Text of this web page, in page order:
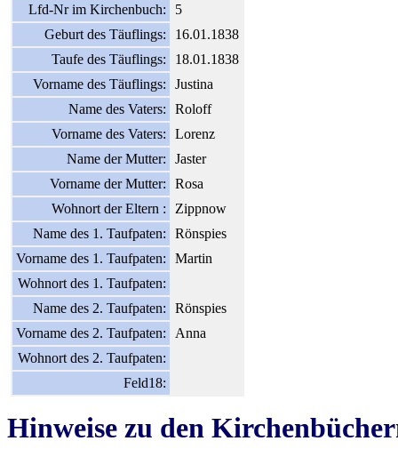
Lfd-Nr im Kirchenbuch:
5
Geburt des Täuflings:
16.01.1838
Taufe des Täuflings:
18.01.1838
Vorname des Täuflings:
Justina
Name des Vaters:
Roloff
Vorname des Vaters:
Lorenz
Name der Mutter:
Jaster
Vorname der Mutter:
Rosa
Wohnort der Eltern :
Zippnow
Name des 1. Taufpaten:
Rönspies
Vorname des 1. Taufpaten:
Martin
Wohnort des 1. Taufpaten:
Name des 2. Taufpaten:
Rönspies
Vorname des 2. Taufpaten:
Anna
Wohnort des 2. Taufpaten:
Feld18:
Hinweise zu den